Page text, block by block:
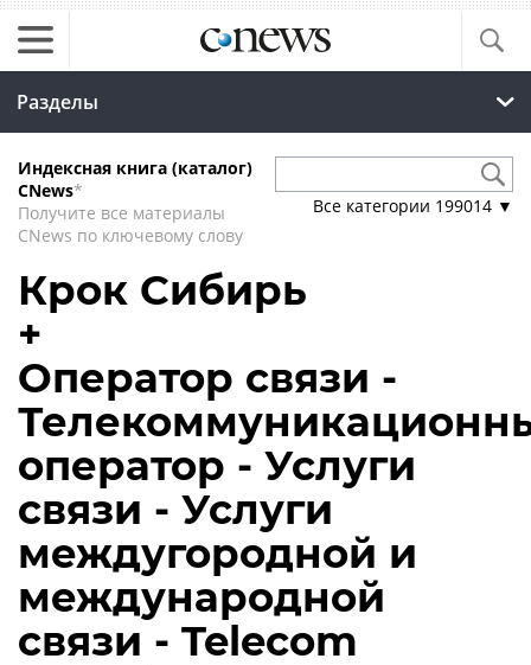
Разделы
Индексная книга (каталог)
CNews*
Получите все материалы
CNews по ключевому слову
Все категории 199014 ▼
Крок Сибирь
+
Оператор связи -
оператор - Услуги
связи - Услуги
междугородной и
международной
связи - Telecom